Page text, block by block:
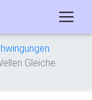
Gleiche